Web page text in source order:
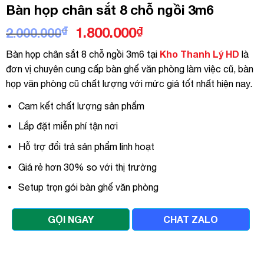
Bàn họp chân sắt 8 chỗ ngồi 3m6
2.000.000₫
Giá
gốc
là:
2.000.000₫.
1.800.000₫Giá
tại
là:
1.800.000₫.
Bàn họp chân sắt 8 chỗ ngồi 3m6 tại Kho Thanh Lý HD là
đơn vị chuyên cung cấp bàn ghế văn phòng làm việc cũ, bàn
họp văn phòng cũ chất lượng với mức giá tốt nhất hiện nay.
Cam kết chất lượng sản phẩm
Lắp đặt miễn phí tận nơi
Hỗ trợ đổi trả sản phẩm linh hoạt
Giá rẻ hơn 30% so với thị trường
Setup trọn gói bàn ghế văn phòng
GỌI NGAY CHAT ZALO